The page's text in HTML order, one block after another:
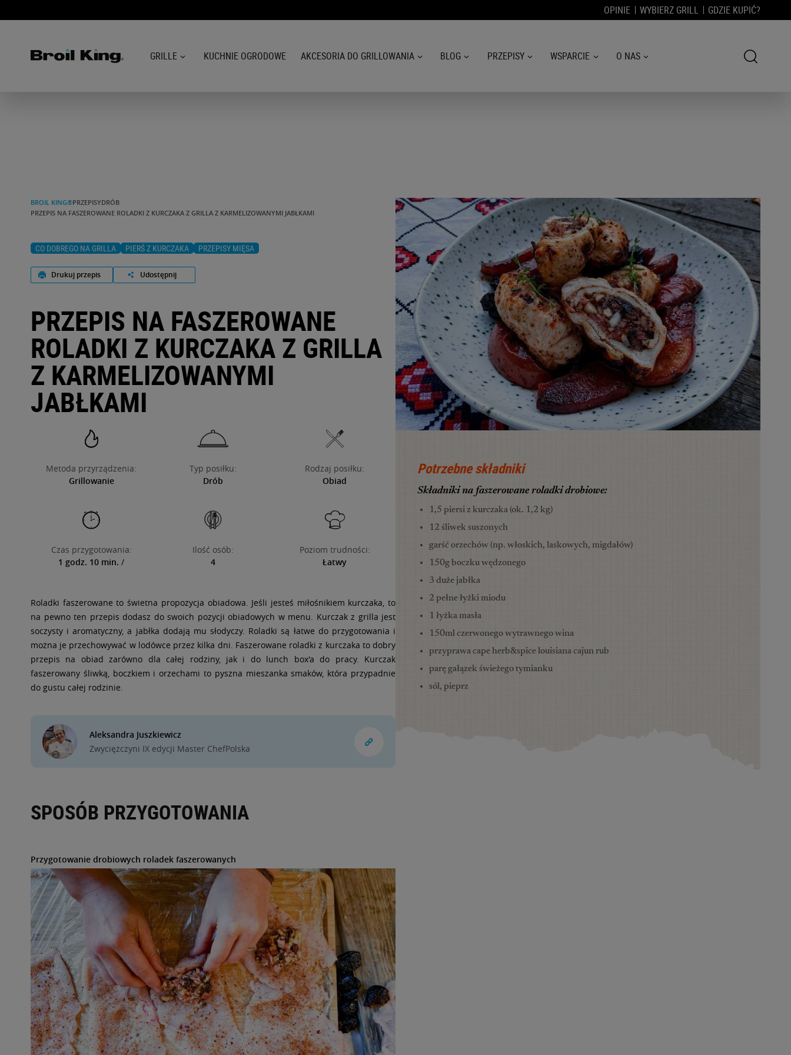
OPINIE WYBIERZ GRILL GDZIE KUPIĆ?
WSPARCIE
O NAS
GRILLE KUCHNIE OGRODOWE AKCESORIA DO GRILLOWANIA BLOG PRZEPISY WSPARCIE O NAS
BROIL KING®PRZEPISYDRÓB
PRZEPIS NA FASZEROWANE ROLADKI Z KURCZAKA Z GRILLA Z KARMELIZOWANYMI JABŁKAMI
CO DOBREGO NA GRILLA PIERŚ Z KURCZAKA PRZEPISY MIĘSA
Drukuj przepis Udostępnij
PRZEPIS NA FASZEROWANE
ROLADKI Z KURCZAKA Z GRILLA
Z KARMELIZOWANYMI
JABŁKAMI
Metoda przyrządzenia:
Grillowanie
Typ posiłku:
Drób
Rodzaj posiłku:
Obiad
Czas przygotowania:
1 godz. 10 min. /
Ilość osób:
4
Poziom trudności:
Łatwy
Roladki faszerowane to świetna propozycja obiadowa. Jeśli jesteś miłośnikiem kurczaka, to
na pewno ten przepis dodasz do swoich pozycji obiadowych w menu. Kurczak z grilla jest
soczysty i aromatyczny, a jabłka dodają mu słodyczy. Roladki są łatwe do przygotowania i
można je przechowywać w lodówce przez kilka dni. Faszerowane roladki z kurczaka to dobry
przepis na obiad zarówno dla całej rodziny, jak i do lunch box'a do pracy. Kurczak
faszerowany śliwką, boczkiem i orzechami to pyszna mieszanka smaków, która przypadnie
do gustu całej rodzinie.
Aleksandra Juszkiewicz
Zwyciężczyni IX edycji Master ChefPolska
SPOSÓB PRZYGOTOWANIA
Przygotowanie drobiowych roladek faszerowanych
Potrzebne składniki
Składniki na faszerowane roladki drobiowe:
1,5 piersi z kurczaka (ok. 1,2 kg)
12 śliwek suszonych
garść orzechów (np. włoskich, laskowych, migdałów)
150g boczku wędzonego
3 duże jabłka
2 pełne łyżki miodu
1 łyżka masła
150ml czerwonego wytrawnego wina
przyprawa cape herb&spice louisiana cajun rub
parę gałązek świeżego tymianku
sól, pieprz